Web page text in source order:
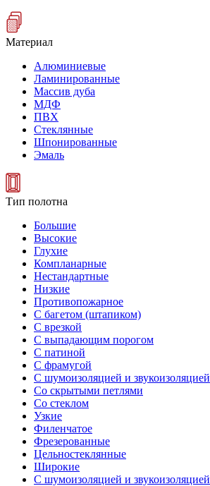
Материал
Алюминиевые
Ламинированные
Массив дуба
МДФ
ПВХ
Стеклянные
Шпонированные
Эмаль
Тип полотна
Большие
Высокие
Глухие
Компланарные
Нестандартные
Низкие
Противопожарное
С багетом (штапиком)
С врезкой
С выпадающим порогом
С патиной
С фрамугой
С шумоизоляцией и звукоизоляцией
Со скрытыми петлями
Со стеклом
Узкие
Филенчатое
Фрезерованные
Цельностеклянные
Широкие
С шумоизоляцией и звукоизоляцией